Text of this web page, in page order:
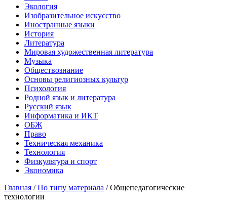
Экология
Изобразительное искусство
Иностранные языки
История
Литература
Мировая художественная литература
Музыка
Обществознание
Основы религиозных культур
Психология
Родной язык и литература
Русский язык
Информатика и ИКТ
ОБЖ
Право
Техническая механика
Технология
Физкультура и спорт
Экономика
Главная /По типу материала /Общепедагогические
технологии